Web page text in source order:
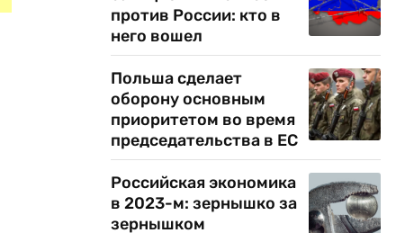
против России: кто в
него вошел
Польша сделает
оборону основным
приоритетом во время
председательства в ЕС
Российская экономика
в 2023-м: зернышко за
зернышком